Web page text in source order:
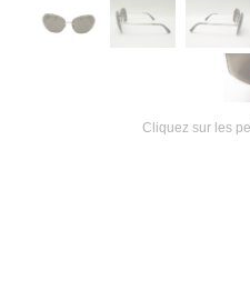
Cliquez sur les